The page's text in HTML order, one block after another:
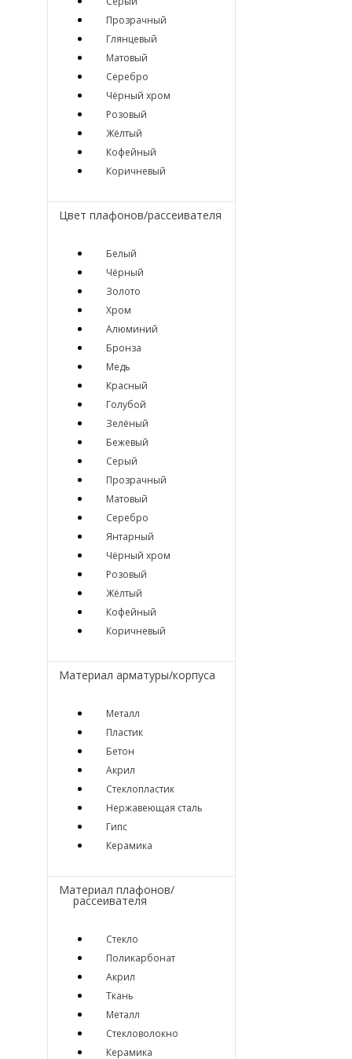
Прозрачный
Глянцевый
Матовый
Серебро
Чёрный хром
Розовый
Жёлтый
Кофейный
Коричневый
Цвет плафонов/рассеивателя
Белый
Чёрный
Золото
Хром
Алюминий
Бронза
Медь
Красный
Голубой
Зелёный
Бежевый
Серый
Прозрачный
Матовый
Серебро
Янтарный
Чёрный хром
Розовый
Жёлтый
Кофейный
Коричневый
Материал арматуры/корпуса
Металл
Пластик
Бетон
Акрил
Стеклопластик
Нержавеющая сталь
Гипс
Керамика
Материал плафонов/
рассеивателя
Стекло
Поликарбонат
Акрил
Ткань
Металл
Стекловолокно
Керамика